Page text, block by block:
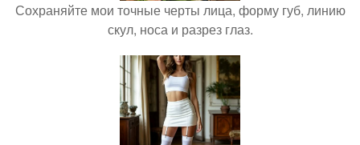
Сохраняйте мои точные черты лица, форму губ, линию
скул, носа и разрез глаз.